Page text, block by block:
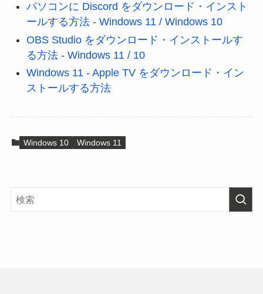
パソコンに Discord をダウンロード・インスト
ールする方法 - Windows 11 / Windows 10
OBS Studio をダウンロード・インストールす
る方法 - Windows 11 / 10
Windows 11 - Apple TV をダウンロード・イン
ストールする方法
Windows 10 Windows 11